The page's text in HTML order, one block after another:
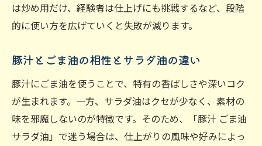
は炒め用だけ、経験者は仕上げにも挑戦するなど、段階
的に使い方を広げていくと失敗が減ります。
豚汁とごま油の相性とサラダ油の違い
豚汁にごま油を使うことで、特有の香ばしさや深いコク
が生まれます。一方、サラダ油はクセが少なく、素材の
味を邪魔しないのが特徴です。そのため、「豚汁 ごま油
サラダ油」で迷う場合は、仕上がりの風味や好みによっ